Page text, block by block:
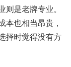
则是老牌专业。
本也相当昂贵，
择时觉得没有方